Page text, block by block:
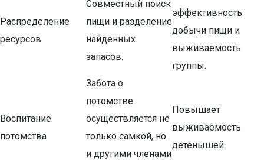
Распределение
ресурсов
Совместный поиск
пищи и разделение
найденных
запасов.
эффективность
добычи пищи и
выживаемость
группы.
Воспитание
потомства
Забота о
потомстве
осуществляется не
только самкой, но
и другими членами
Повышает
выживаемость
детенышей.